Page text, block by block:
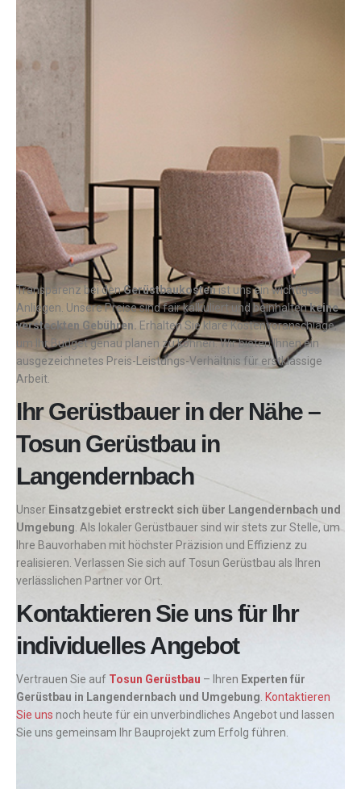
Transparenz bei denGerüstbaukostenist uns ein wichtiges
Anliegen. Unsere Preise sind fair kalkuliert und beinhaltenkeine
versteckten Gebühren. Erhalten Sie klare Kostenvoranschläge,
um Ihr Budget genau planen zu können. Wir bieten Ihnen ein
ausgezeichnetes Preis-Leistungs-Verhältnis für erstklassige
Arbeit.
Ihr Gerüstbauer in der Nähe –
Tosun Gerüstbau in
Langendernbach
Unser Einsatzgebiet erstreckt sich über Langendernbach und
Umgebung . Als lokaler Gerüstbauer sind wir stets zur Stelle, um
Ihre Bauvorhaben mit höchster Präzision und Effizienz zu
realisieren. Verlassen Sie sich auf Tosun Gerüstbau als Ihren
verlässlichen Partner vor Ort.
Kontaktieren Sie uns für Ihr
individuelles Angebot
Vertrauen Sie auf Tosun Gerüstbau – Ihren Experten für
Gerüstbau in Langendernbach und Umgebung Kontaktieren
Sie uns noch heute für ein unverbindliches Angebot und lassen
Sie uns gemeinsam Ihr Bauprojekt zum Erfolg führen.